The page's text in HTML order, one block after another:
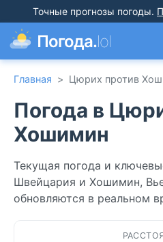
Точные прогнозы погоды.
Погода.lol
Главная > Цюрих против
Погода в
Хошимин
Текущая погода и
Швейцария и Хошимин,
обновляются в реальном